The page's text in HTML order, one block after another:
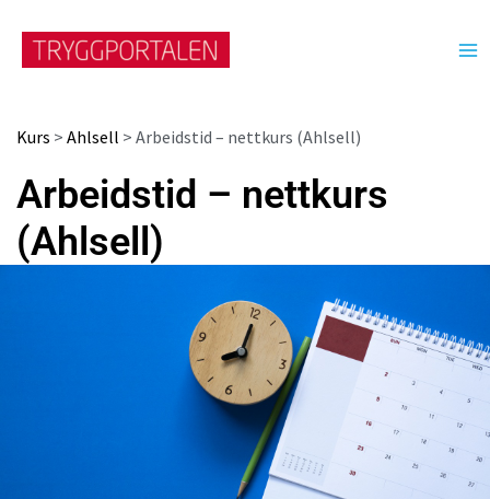
Kurs > Ahlsell > Arbeidstid – nettkurs (Ahlsell)
Arbeidstid – nettkurs
(Ahlsell)
–
(Ahlsell)
antall
–
(Ahlsell)
antall